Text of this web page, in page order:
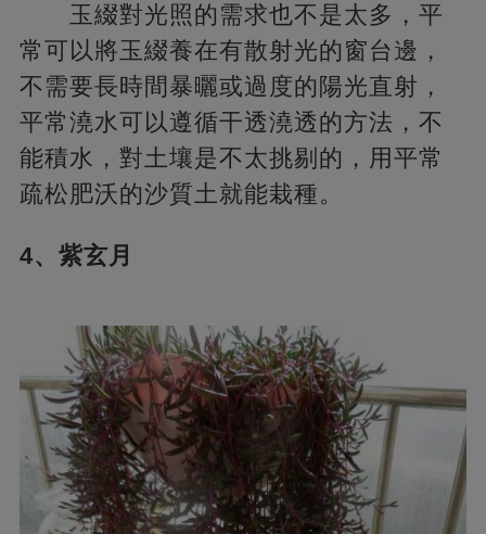
玉綴對光照的需求也不是太多，平
常可以將玉綴養在有散射光的窗台邊，
不需要長時間暴曬或過度的陽光直射，
平常澆水可以遵循干透澆透的方法，不
能積水，對土壤是不太挑剔的，用平常
疏松肥沃的沙質土就能栽種。
4、紫玄月